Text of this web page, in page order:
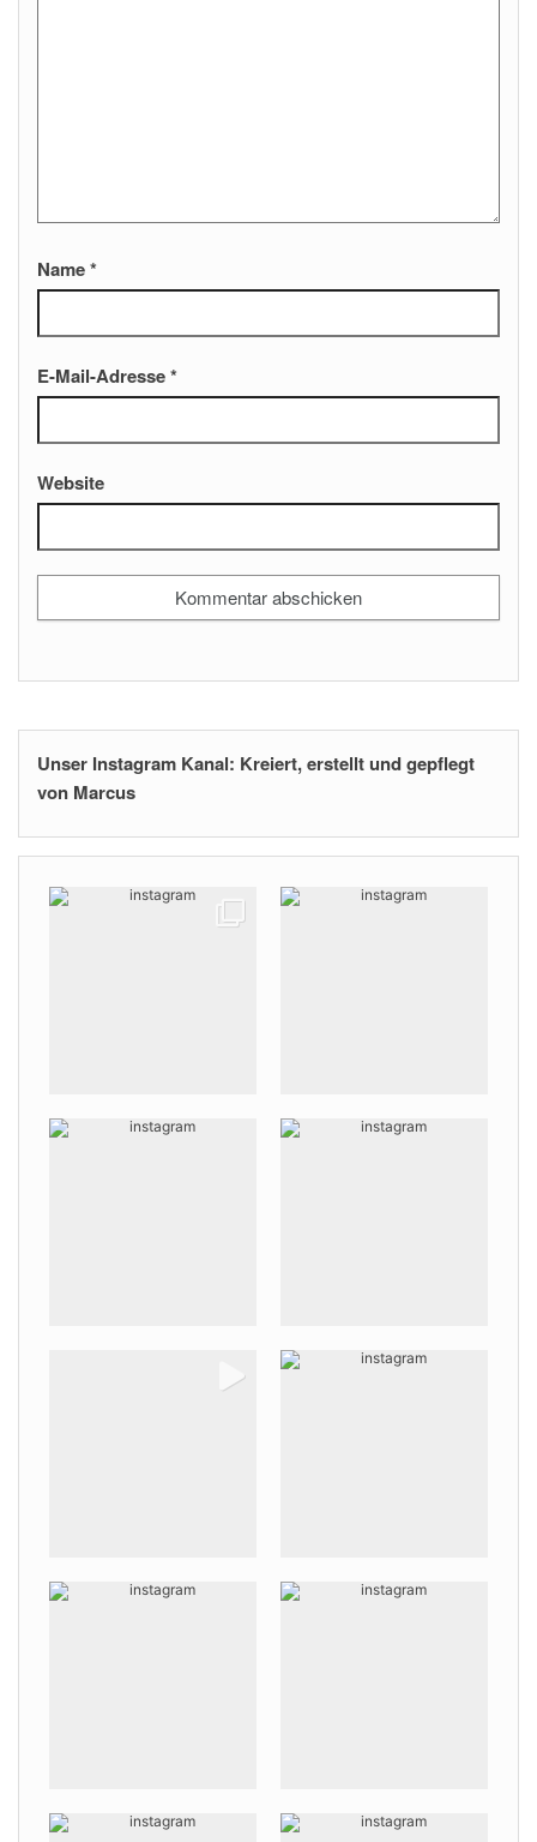
Name*
E-Mail-Adresse*
Website
Unser Instagram Kanal: Kreiert, erstellt und gepflegt
von Marcus